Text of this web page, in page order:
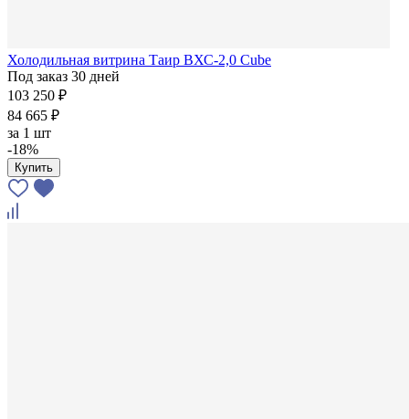
Холодильная витрина Таир ВХС-2,0 Cube
Под заказ 30 дней
103 250 ₽
84 665 ₽
за 1 шт
-18%
Купить